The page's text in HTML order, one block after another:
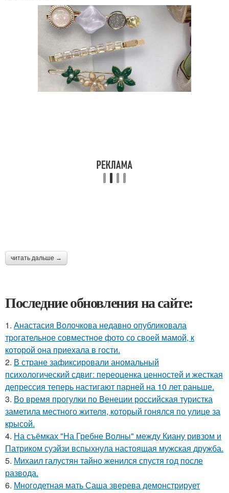
читать дальше →
Последние обновления на сайте:
1. Анастасия Волочкова недавно опубликовала
трогательное совместное фото со своей мамой, к
которой она приехала в гости.
2. В стране зафиксировали аномальный
психологический сдвиг: переоценка ценностей и жесткая
депрессия теперь настигают парней на 10 лет раньше.
3. Во время прогулки по Венеции российская туристка
заметила местного жителя, который гонялся по улице за
крысой.
4. На съёмках "На Гребне Волны" между Киану ривзом и
Патриком суэйзи вспыхнула настоящая мужская дружба.
5. Михаил галустян тайно женился спустя год после
развода.
6. Многодетная мать Саша зверева демонстрирует